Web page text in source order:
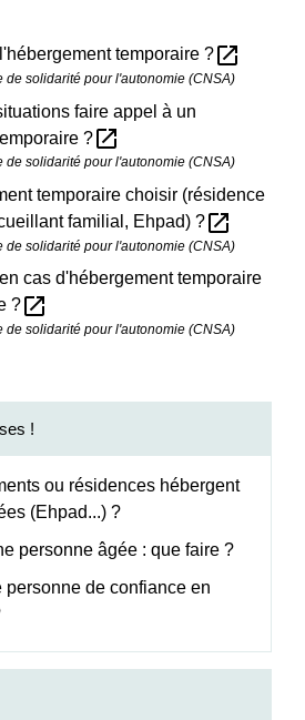
temporaire ?open_in_new
de solidarité pour l'autonomie (CNSA)
faire appel à un
?open_in_new
de solidarité pour l'autonomie (CNSA)
temporaire choisir (résidence
familial, Ehpad) ?open_in_new
de solidarité pour l'autonomie (CNSA)
cas d'hébergement temporaire
?open_in_new
de solidarité pour l'autonomie (CNSA)
!
ou résidences hébergent
(Ehpad...) ?
personne âgée : que faire ?
personne de confiance en